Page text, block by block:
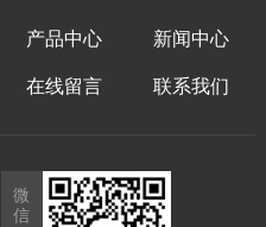
产品中心 新闻中心
在线留言 联系我们
微
信